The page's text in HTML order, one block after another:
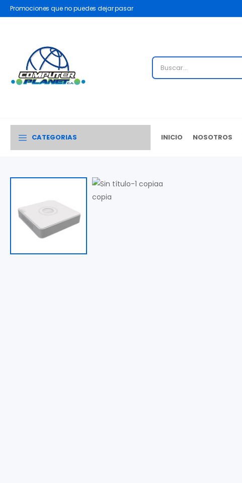
Promociones que no puedes dejar pasar
CATEGORIAS INICIO NOSOTROS